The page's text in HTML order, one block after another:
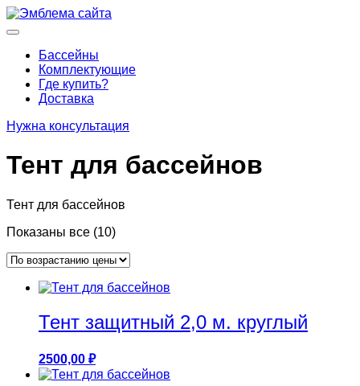
Перейти
к
Основное
Бассейны
Комплектующие
Где купить?
Доставка
Нужна консультация
Тент для бассейнов
Тент для бассейнов
Показаны все (10)Цены:
возрастанию
Тент защитный 2,0 м. круглый
2500,00 ₽